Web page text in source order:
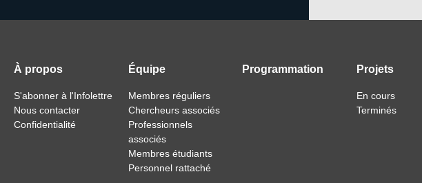
À propos
S'abonner à l'Infolettre
Nous contacter
Confidentialité
Équipe
Membres réguliers
Chercheurs associés
Professionnels
associés
Membres étudiants
Personnel rattaché
Programmation Projets
En cours
Terminés